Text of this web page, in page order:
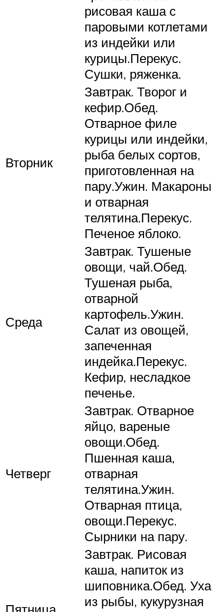
рисовая каша с
паровыми котлетами
из индейки или
курицы.Перекус.
Сушки, ряженка.
Вторник
Завтрак. Творог и
кефир.Обед.
Отварное филе
курицы или индейки,
рыба белых сортов,
приготовленная на
пару.Ужин. Макароны
и отварная
телятина.Перекус.
Печеное яблоко.
Среда
Завтрак. Тушеные
овощи, чай.Обед.
Тушеная рыба,
отварной
картофель.Ужин.
Салат из овощей,
запеченная
индейка.Перекус.
Кефир, несладкое
печенье.
Четверг
Завтрак. Отварное
яйцо, вареные
овощи.Обед.
Пшенная каша,
отварная
телятина.Ужин.
Отварная птица,
овощи.Перекус.
Сырники на пару.
Пятница
Завтрак. Рисовая
каша, напиток из
шиповника.Обед. Уха
из рыбы, кукурузная